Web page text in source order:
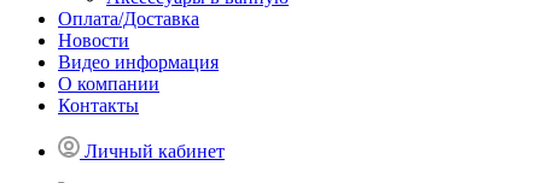
Оплата/Доставка
Новости
Видео информация
О компании
Контакты
Личный кабинет